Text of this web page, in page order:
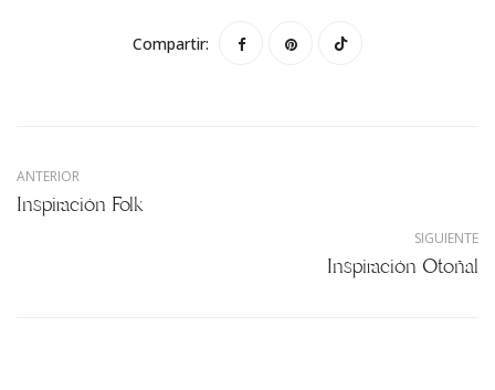
Compartir:
ANTERIOR
Inspiración Folk
SIGUIENTE
Inspiración Otoñal